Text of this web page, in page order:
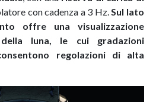
con cadenza a 3 Hz.Sul lato
offre una visualizzazione
della luna, le cui gradazioni
regolazioni di alta